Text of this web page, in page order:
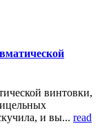
винтовки,
и вы... read